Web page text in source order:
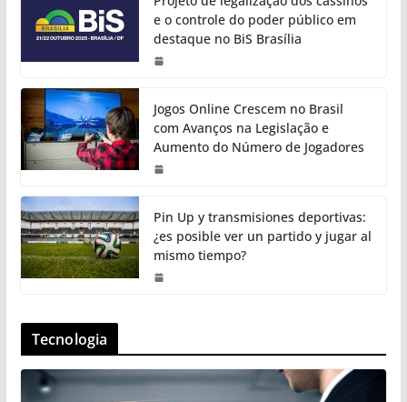
e o controle do poder público em
destaque no BiS Brasília
Jogos Online Crescem no Brasil
com Avanços na Legislação e
Aumento do Número de Jogadores
Pin Up y transmisiones deportivas:
¿es posible ver un partido y jugar al
mismo tiempo?
Tecnologia